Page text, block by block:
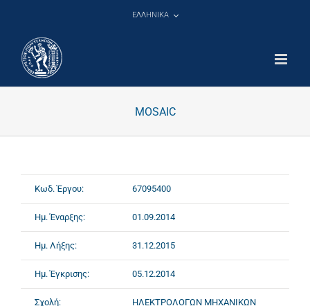
ΕΛΛΗΝΙΚΑ
MOSAIC
Κωδ. Έργου: 67095400
Ημ. Έναρξης: 01.09.2014
Ημ. Λήξης: 31.12.2015
Ημ. Έγκρισης: 05.12.2014
Σχολή: ΗΛΕΚΤΡΟΛΟΓΩΝ ΜΗΧΑΝΙΚΩΝ